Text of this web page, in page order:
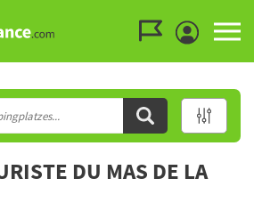
DU MAS DE LA